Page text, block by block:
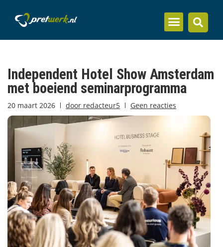
Independent Hotel Show Amsterdam
met boeiend seminarprogramma
20 maart 2026 door redacteur5 Geen reacties